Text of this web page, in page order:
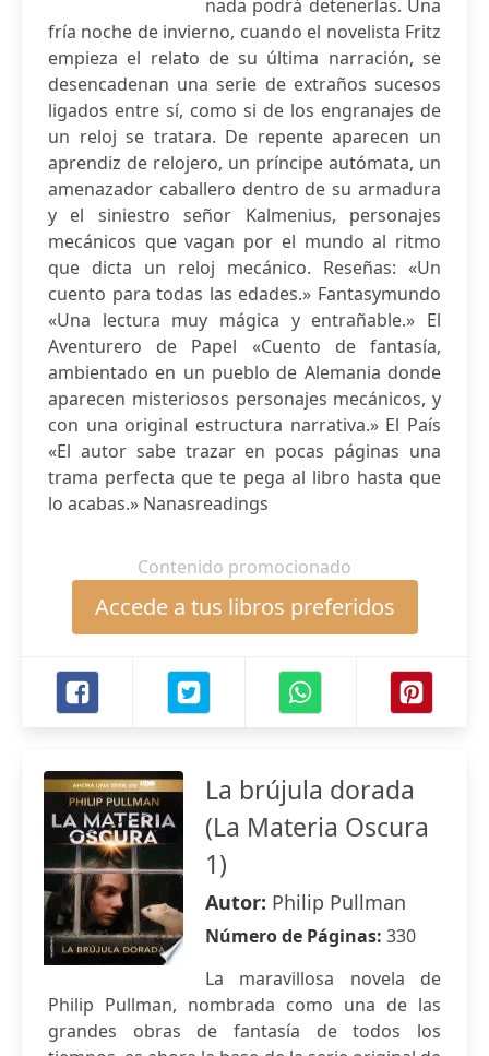
nada podrá detenerlas. Una
fría noche de invierno, cuando el novelista Fritz
empieza el relato de su última narración, se
desencadenan una serie de extraños sucesos
ligados entre sí, como si de los engranajes de
un reloj se tratara. De repente aparecen un
aprendiz de relojero, un príncipe autómata, un
amenazador caballero dentro de su armadura
y el siniestro señor Kalmenius, personajes
mecánicos que vagan por el mundo al ritmo
que dicta un reloj mecánico. Reseñas: «Un
cuento para todas las edades.» Fantasymundo
«Una lectura muy mágica y entrañable.» El
Aventurero de Papel «Cuento de fantasía,
ambientado en un pueblo de Alemania donde
aparecen misteriosos personajes mecánicos, y
con una original estructura narrativa.» El País
«El autor sabe trazar en pocas páginas una
trama perfecta que te pega al libro hasta que
lo acabas.» Nanasreadings
Contenido promocionado
Accede a tus libros preferidos
La brújula dorada
(La Materia Oscura
1)
Autor: Philip Pullman
Número de Páginas: 330
La maravillosa novela de
Philip Pullman, nombrada como una de las
grandes obras de fantasía de todos los